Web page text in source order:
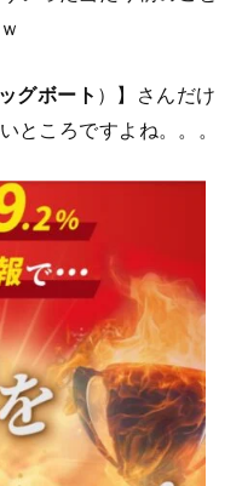
グボート ）】さんだけ
ところですよね。。。